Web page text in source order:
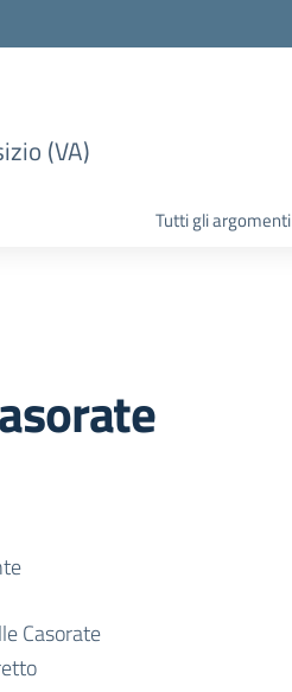
(VA)
Tutti gli argomenti
Casorate